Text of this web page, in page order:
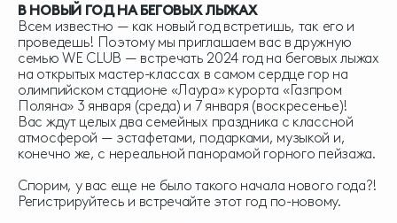
В НОВЫЙ ГОД НА БЕГОВЫХ ЛЫЖАХ
Всем известно — как новый год встретишь, так его и
проведешь! Поэтому мы приглашаем вас в дружную
семью WE CLUB — встречать 2024 год на беговых лыжах
на открытых мастер-классах в самом сердце гор на
олимпийском стадионе «Лаура» курорта «Газпром
Поляна» 3 января (среда) и 7 января (воскресенье)!
Вас ждут целых два семейных праздника с классной
атмосферой — эстафетами, подарками, музыкой и,
конечно же, с нереальной панорамой горного пейзажа.
Спорим, у вас еще не было такого начала нового года?!
Регистрируйтесь и встречайте этот год по-новому.